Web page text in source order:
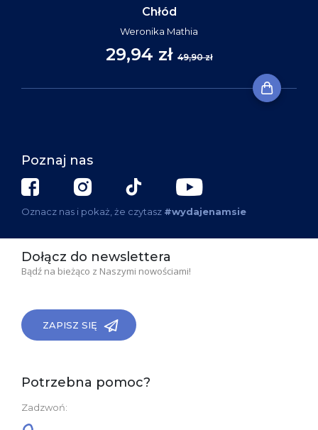
Chłód
Weronika Mathia
29,94 zł 49,90 zł
Poznaj nas
Oznacz nas i pokaż, że czytasz #wydajenamsie
Dołącz do newslettera
Bądź na bieżąco z Naszymi nowościami!
ZAPISZ SIĘ
Potrzebna pomoc?
Zadzwoń: